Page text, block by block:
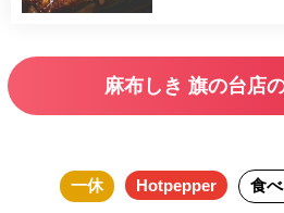
麻布しき 旗の台店
一休 Hotpepper 食